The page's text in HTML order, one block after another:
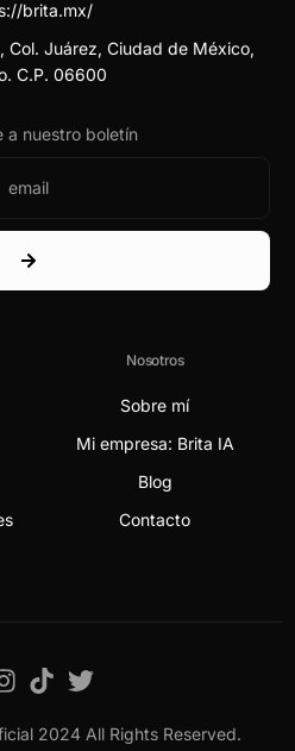
brita.mx/
Col. Juárez, Ciudad de México,
C.P. 06600
a nuestro boletín
Nosotros
Sobre mí
Mi empresa: Brita IA
Blog
Contacto
2024 All Rights Reserved.